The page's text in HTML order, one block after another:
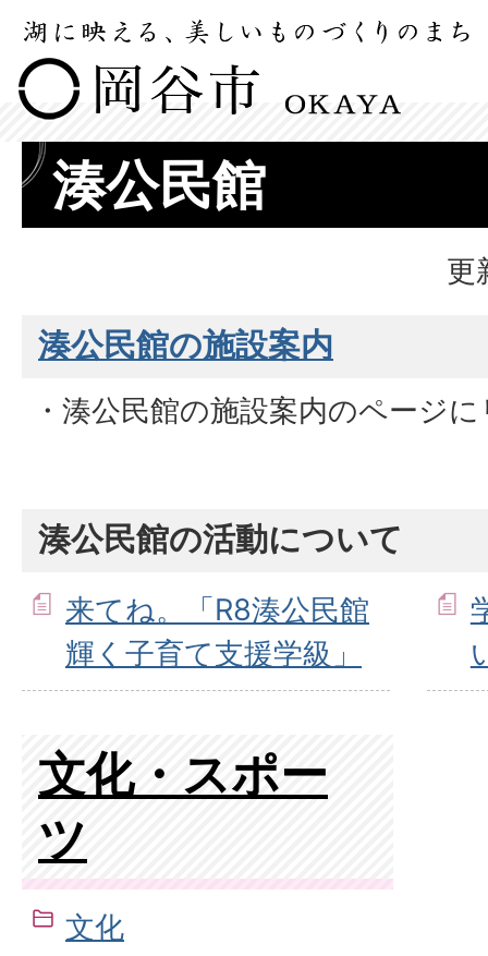
湊公民館
更
湊公民館の施設案内
・湊公民館の施設案内のページ
湊公民館の活動について
来てね。「R8湊公民館
輝く子育て支援学級」
文化・スポー
ツ
文化